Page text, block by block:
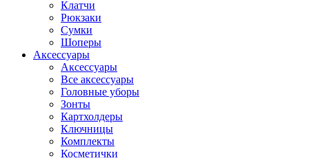
Клатчи
Рюкзаки
Сумки
Шоперы
Аксессуары
Аксессуары
Все аксессуары
Головные уборы
Зонты
Картхолдеры
Ключницы
Комплекты
Косметички